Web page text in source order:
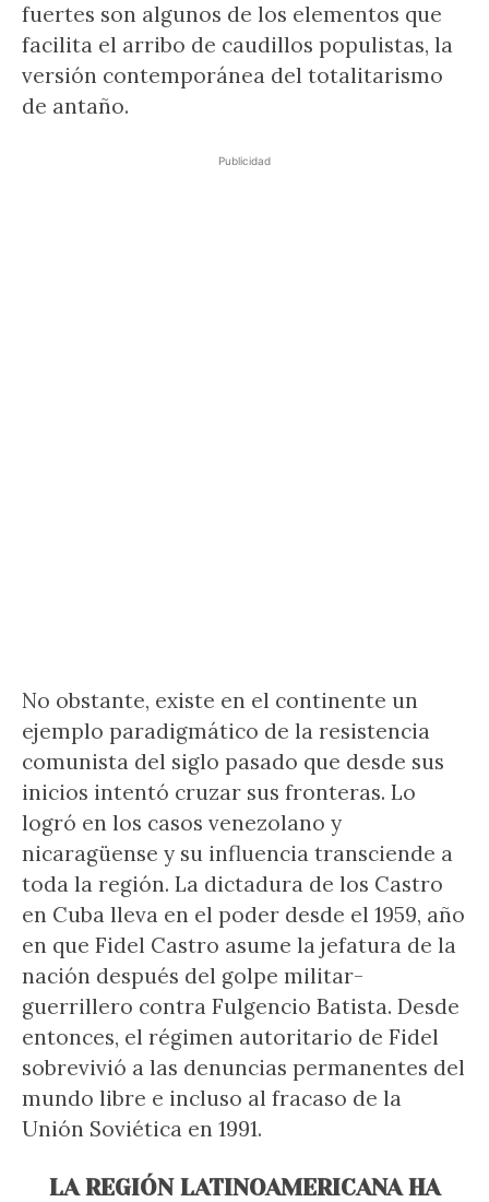
fuertes son algunos de los elementos que
facilita el arribo de caudillos populistas, la
versión contemporánea del totalitarismo
de antaño.
Publicidad
No obstante, existe en el continente un
ejemplo paradigmático de la resistencia
comunista del siglo pasado que desde sus
inicios intentó cruzar sus fronteras. Lo
logró en los casos venezolano y
nicaragüense y su influencia transciende a
toda la región. La dictadura de los Castro
en Cuba lleva en el poder desde el 1959, año
en que Fidel Castro asume la jefatura de la
nación después del golpe militar-
guerrillero contra Fulgencio Batista. Desde
entonces, el régimen autoritario de Fidel
sobrevivió a las denuncias permanentes del
mundo libre e incluso al fracaso de la
Unión Soviética en 1991.
LA REGIÓN LATINOAMERICANA HA